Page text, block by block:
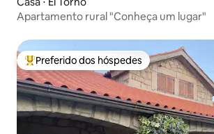
Apartamento rural "Conheça um lugar"
Entre os melhores preferidos dos hóspedes
Preferido dos hóspedes